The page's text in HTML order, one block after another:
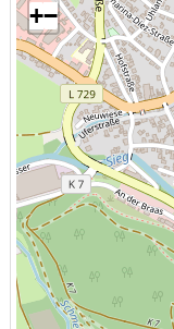
+−